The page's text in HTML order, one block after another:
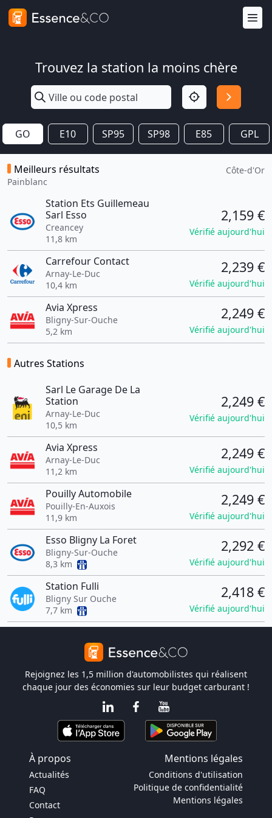
Trouvez la station la moins chère
GO E10 SP95 SP98 E85 GPL
Meilleurs résultats
Painblanc
Côte-d'Or
Station Ets Guillemeau
Sarl Esso
Creancey
11,8 km
2,159 €
Vérifié aujourd'hui
Carrefour Contact
Arnay-Le-Duc
10,4 km
2,239 €
Vérifié aujourd'hui
Avia Xpress
Bligny-Sur-Ouche
5,2 km
2,249 €
Vérifié aujourd'hui
Autres Stations
Sarl Le Garage De La
Station
Arnay-Le-Duc
10,5 km
2,249 €
Vérifié aujourd'hui
Avia Xpress
Arnay-Le-Duc
11,2 km
2,249 €
Vérifié aujourd'hui
Pouilly Automobile
Pouilly-En-Auxois
11,9 km
2,249 €
Vérifié aujourd'hui
Esso Bligny La Foret
Bligny-Sur-Ouche
8,3 km
2,292 €
Vérifié aujourd'hui
Station Fulli
Bligny Sur Ouche
7,7 km
2,418 €
Vérifié aujourd'hui
Rejoignez les 1,5 million d'automobilistes qui réalisent
chaque jour des économies sur leur budget carburant !
À propos Mentions légales
Actualités
FAQ
Contact
Conditions d'utilisation
Politique de confidentialité
Mentions légales